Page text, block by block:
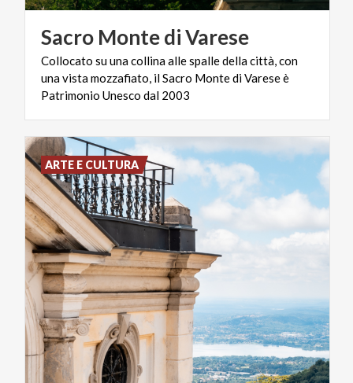
Sacro MontediVarese
Collocato su una collina alle spalle della città, con
una vista mozzafiato, il Sacro Monte di Varese è
Patrimonio Unesco dal 2003
ARTE E CULTURA